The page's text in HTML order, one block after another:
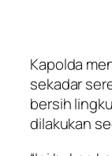
Kapolda
sekadar
bersih
dilakukan